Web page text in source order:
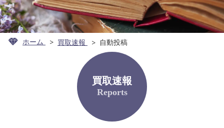
ホーム 買取速報 自動投稿
買取速報
Reports